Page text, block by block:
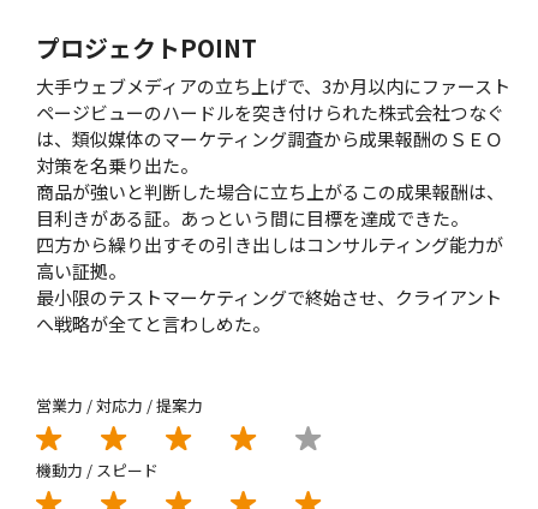
プロジェクトPOINT
大手ウェブメディアの立ち上げで、3か月以内にファースト
ページビューのハードルを突き付けられた株式会社つなぐ
は、類似媒体のマーケティング調査から成果報酬のＳＥＯ
対策を名乗り出た。
商品が強いと判断した場合に立ち上がるこの成果報酬は、
目利きがある証。あっという間に目標を達成できた。
四方から繰り出すその引き出しはコンサルティング能力が
高い証拠。
最小限のテストマーケティングで終始させ、クライアント
へ戦略が全てと言わしめた。
営業力 / 対応力 / 提案力
機動力 / スピード